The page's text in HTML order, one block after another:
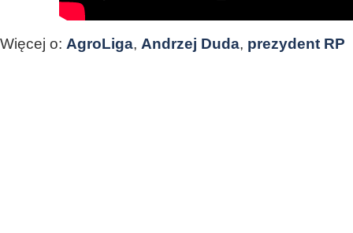
Więcej o: AgroLiga, Andrzej Duda, prezydent RP